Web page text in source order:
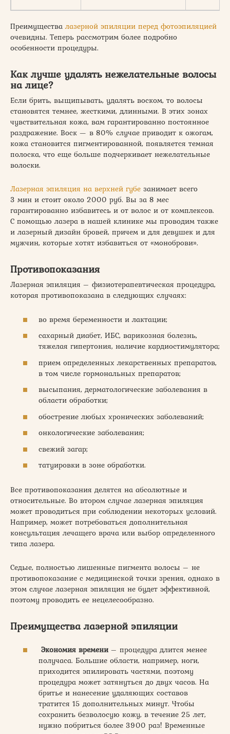
Преимущества лазерной эпиляции перед фотоэпиляцией
очевидны. Теперь рассмотрим более подробно
особенности процедуры.
Как лучше удалять нежелательные волосы
на лице?
Если брить, выщипывать, удалять воском, то волосы
становятся темнее, жесткими, длинными. В этих зонах
чувствительная кожа, вам гарантированно постоянное
раздражение. Воск — в 80% случае приводит к ожогам,
кожа становится пигментированной, появляется темная
полоска, что еще больше подчеркивает нежелательные
волоски.
Лазерная эпиляция на верхней губе занимает всего
3 мин и стоит около 2000 руб. Вы за 8 мес
гарантированно избавитесь и от волос и от комплексов.
С помощью лазера в нашей клинике мы проводим также
и лазерный дизайн бровей, причем и для девушек и для
мужчин, которые хотят избавиться от «моноброви».
Противопоказания
Лазерная эпиляция – физиотерапевтическая процедура,
которая противопоказана в следующих случаях:
во время беременности и лактации;
сахарный диабет, ИБС, варикозная болезнь,
тяжелая гипертония, наличие кардиостимулятора;
прием определенных лекарственных препаратов,
в том числе гормональных препаратов;
высыпания, дерматологические заболевания в
области обработки;
обострение любых хронических заболеваний;
онкологические заболевания;
свежий загар;
татуировки в зоне обработки.
Все противопоказания делятся на абсолютные и
относительные. Во втором случае лазерная эпиляция
может проводиться при соблюдении некоторых условий.
Например, может потребоваться дополнительная
консультация лечащего врача или выбор определенного
типа лазера.
Седые, полностью лишенные пигмента волосы – не
противопоказание с медицинской точки зрения, однако в
этом случае лазерная эпиляция не будет эффективной,
поэтому проводить ее нецелесообразно.
Преимущества лазерной эпиляции
Экономия времени– процедура длится менее
получаса. Большие области, например, ноги,
приходится эпилировать частями, поэтому
процедура может затянуться до двух часов. На
бритье и нанесение удаляющих составов
тратится 15 дополнительных минут. Чтобы
сохранить безволосую кожу, в течение 25 лет,
нужно побриться более 3900 раз! Временные